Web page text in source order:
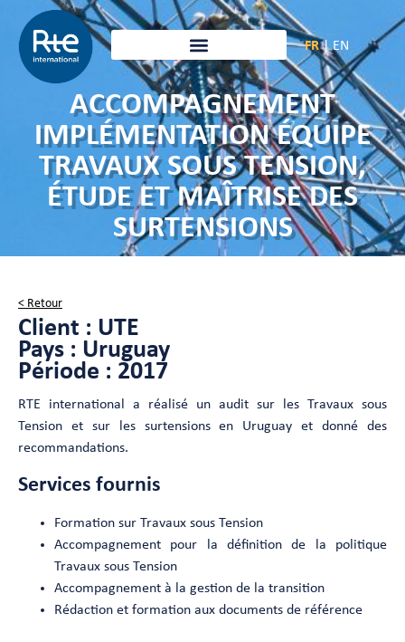
FR | EN
ACCOMPAGNEMENT
IMPLÉMENTATION ÉQUIPE
TRAVAUX SOUS TENSION,
ÉTUDE ET MAÎTRISE DES
SURTENSIONS
< Retour
Client : UTE
Pays : Uruguay
Période : 2017
RTE international a réalisé un audit sur les Travaux sous
Tension et sur les surtensions en Uruguay et donné des
recommandations.
Services fournis
Formation sur Travaux sous Tension
Accompagnement pour la définition de la politique
Travaux sous Tension
Accompagnement à la gestion de la transition
Rédaction et formation aux documents de référence